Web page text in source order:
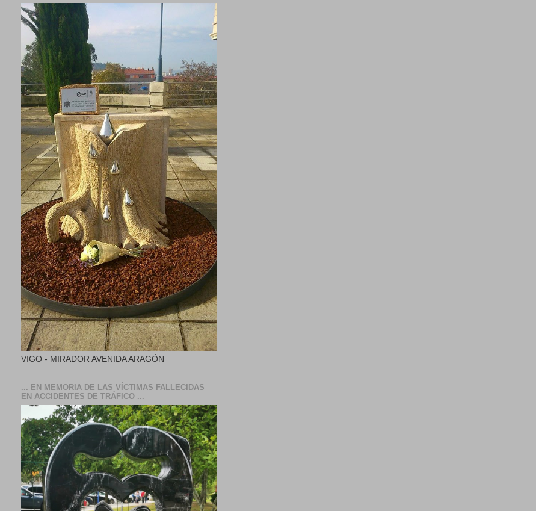
VIGO - MIRADOR AVENIDA ARAGÓN
... EN MEMORIA DE LAS VÍCTIMAS FALLECIDAS
EN ACCIDENTES DE TRÁFICO ...